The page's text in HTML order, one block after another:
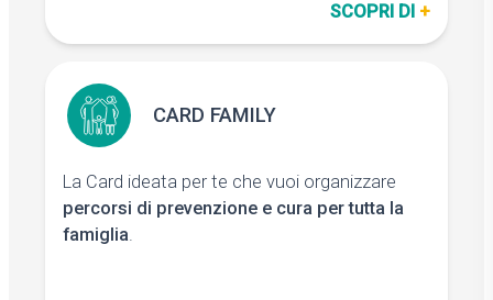
SCOPRI DI +
E tanti altri servizi…
CARD FAMILY
La Card ideata per te che vuoi organizzare
percorsi di prevenzione e cura per tutta la
famiglia.
CARD FAMILY
3 Visite di controllo
, comprensive
di pulizia professionale dei denti,